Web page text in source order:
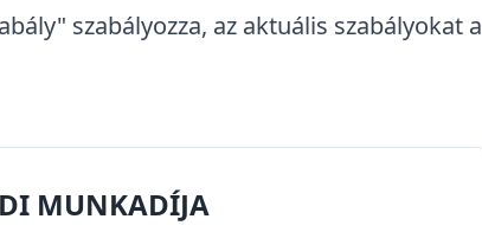
szabályozza, az aktuális szabályokat a
MUNKADÍJA